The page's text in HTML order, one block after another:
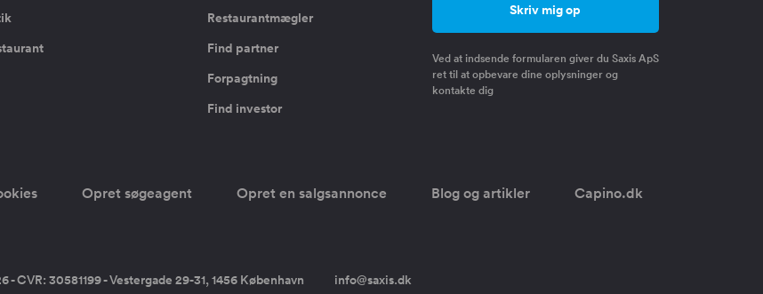
Restaurantmægler
Find partner
Forpagtning
Find investor
Ved at indsende formularen giver du Saxis ApS
ret til at opbevare dine oplysninger og
kontakte dig
Opret søgeagent Opret en salgsannonce Blog og artikler Capino.dk
CVR: 30581199 - Vestergade 29-31, 1456 København info@saxis.dk